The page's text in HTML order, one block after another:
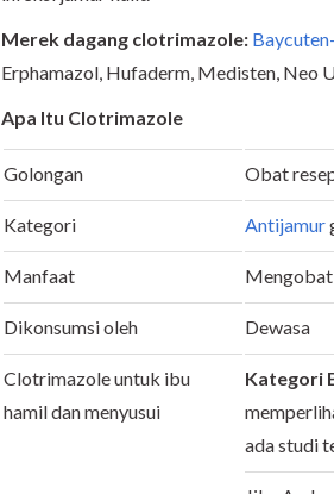
Merek dagang clotrimazole:
Erphamazol, Hufaderm, Medisten, Neo
Apa Itu Clotrimazole
Golongan Obat
Kategori Antijamur
Manfaat
Dikonsumsi oleh Dewasa
Clotrimazole untuk ibu
hamil dan menyusui
Kategori
ada studi